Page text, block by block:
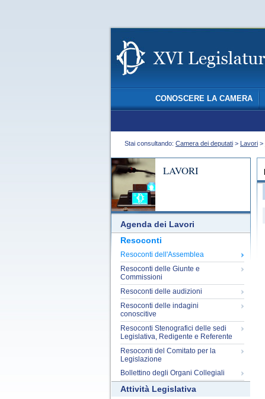
CONOSCERE LA CAMERA
Stai consultando: Camera dei deputati > Lavori >
LAVORI
Agenda dei Lavori
Resoconti
Resoconti dell'Assemblea
Resoconti delle Giunte e
Commissioni
Resoconti delle audizioni
Resoconti delle indagini
conoscitive
Resoconti Stenografici delle sedi
Legislativa, Redigente e Referente
Resoconti del Comitato per la
Legislazione
Bollettino degli Organi Collegiali
Attività Legislativa